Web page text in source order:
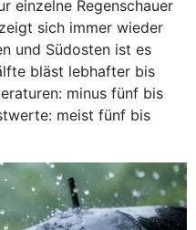
einzelne Regenschauer
sich immer wieder
und Südosten ist es
bläst lebhafter bis
minus fünf bis
meist fünf bis